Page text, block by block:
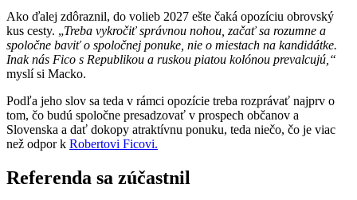
Ako ďalej zdôraznil, do volieb 2027 ešte čaká opozíciu obrovský
kus cesty. „Treba vykročiť správnou nohou, začať sa rozumne a
spoločne baviť o spoločnej ponuke, nie o miestach na kandidátke.
Inak nás Fico s Republikou a ruskou piatou kolónou prevalcujú,“
myslí si Macko.
Podľa jeho slov sa teda v rámci opozície treba rozprávať najprv o
tom, čo budú spoločne presadzovať v prospech občanov a
Slovenska a dať dokopy atraktívnu ponuku, teda niečo, čo je viac
než odpor k Robertovi Ficovi.
Referenda sa zúčastnil